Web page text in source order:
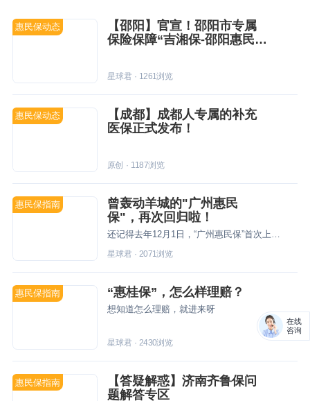
惠民保动态
【邵阳】官宣！邵阳市专属
保险保障“吉湘保-邵阳惠民
星球君· 1261浏览
惠民保动态
【成都】成都人专属的补充
医保正式发布！
原创 · 1187浏览
惠民保指南
曾轰动羊城的"广州惠民
保"，再次回归啦！
星球君· 2071浏览
惠民保指南 “惠桂保”，怎么样理赔？
想知道怎么理赔，就进来呀
星球君· 2430浏览
惠民保指南
【答疑解惑】济南齐鲁保问
题解答专区
在线
咨询